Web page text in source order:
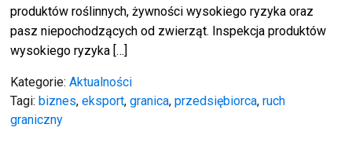
produktów roślinnych, żywności wysokiego ryzyka oraz
pasz niepochodzących od zwierząt. Inspekcja produktów
wysokiego ryzyka […]
Kategorie:Aktualności
Tagi:biznes,eksport,granica,przedsiębiorca,ruch
graniczny